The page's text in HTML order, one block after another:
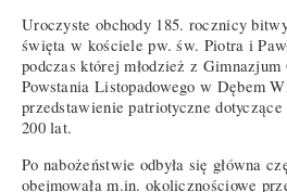
Uroczyste obchody 185. rocznicy
święta w kościele pw. św. Piotra i
podczas której młodzież z
Powstania Listopadowego w Dębem
przedstawienie patriotyczne
200 lat.
Po nabożeństwie odbyła się główna
obejmowała m.in. okolicznościowe